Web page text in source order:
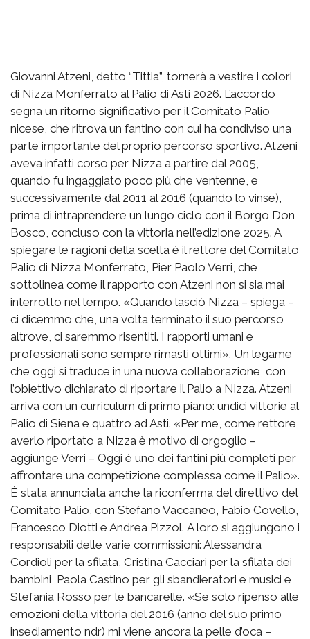
Giovanni Atzeni, detto “Tittia”, tornerà a vestire i colori
di Nizza Monferrato al Palio di Asti 2026. L’accordo
segna un ritorno significativo per il Comitato Palio
nicese, che ritrova un fantino con cui ha condiviso una
parte importante del proprio percorso sportivo. Atzeni
aveva infatti corso per Nizza a partire dal 2005,
quando fu ingaggiato poco più che ventenne, e
successivamente dal 2011 al 2016 (quando lo vinse),
prima di intraprendere un lungo ciclo con il Borgo Don
Bosco, concluso con la vittoria nell’edizione 2025. A
spiegare le ragioni della scelta è il rettore del Comitato
Palio di Nizza Monferrato, Pier Paolo Verri, che
sottolinea come il rapporto con Atzeni non si sia mai
interrotto nel tempo. «Quando lasciò Nizza – spiega –
ci dicemmo che, una volta terminato il suo percorso
altrove, ci saremmo risentiti. I rapporti umani e
professionali sono sempre rimasti ottimi». Un legame
che oggi si traduce in una nuova collaborazione, con
l’obiettivo dichiarato di riportare il Palio a Nizza. Atzeni
arriva con un curriculum di primo piano: undici vittorie al
Palio di Siena e quattro ad Asti. «Per me, come rettore,
averlo riportato a Nizza è motivo di orgoglio –
aggiunge Verri – Oggi è uno dei fantini più completi per
affrontare una competizione complessa come il Palio».
È stata annunciata anche la riconferma del direttivo del
Comitato Palio, con Stefano Vaccaneo, Fabio Covello,
Francesco Diotti e Andrea Pizzol. A loro si aggiungono i
responsabili delle varie commissioni: Alessandra
Cordioli per la sfilata, Cristina Cacciari per la sfilata dei
bambini, Paola Castino per gli sbandieratori e musici e
Stefania Rosso per le bancarelle. «Se solo ripenso alle
emozioni della vittoria del 2016 (anno del suo primo
insediamento ndr) mi viene ancora la pelle d’oca –